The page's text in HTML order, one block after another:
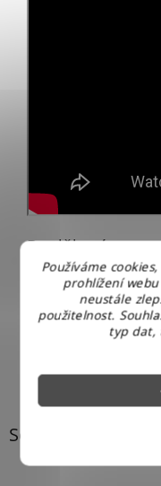
Používáme
prohlížení
neustále
použitelnost.
typ dat,
Související
Doplňkové
Kategorie:
2 roky
Hmotnost: 9.1 kg